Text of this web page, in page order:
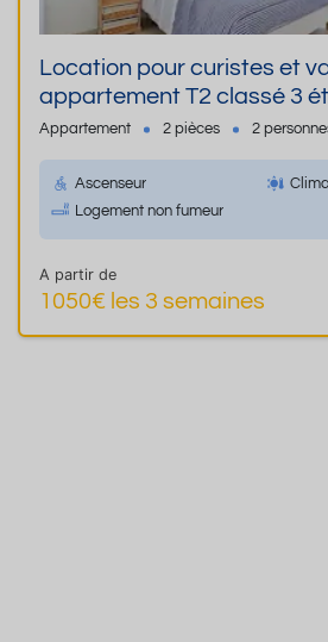
Location pour curistes et
appartement T2 classé 3
Appartement 2 pièces 2
Ascenseur
Logement non fumeur
A partir de
1050€ les 3 semaines